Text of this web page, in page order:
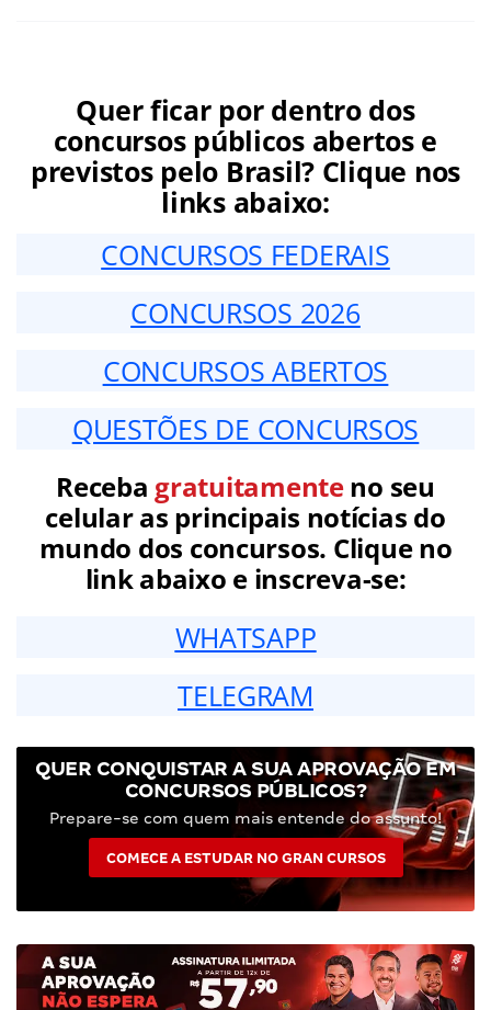
Quer ficar por dentro dos
concursos públicos abertos e
previstos pelo Brasil? Clique nos
links abaixo:
CONCURSOS FEDERAIS
CONCURSOS 2026
CONCURSOS ABERTOS
QUESTÕES DE CONCURSOS
Receba gratuitamenteno seu
celular as principais notícias do
mundo dos concursos. Clique no
link abaixo e inscreva-se:
WHATSAPP
TELEGRAM
QUER CONQUISTAR A SUA APROVAÇÃO EM
CONCURSOS PÚBLICOS?
Prepare-se com quem mais entende do assunto!
COMECE A ESTUDAR NO GRAN CURSOS